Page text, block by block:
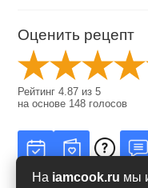
На iamcook.ru мы
Оценить рецепт
Рейтинг4.87 из5
на основе 148 голосов